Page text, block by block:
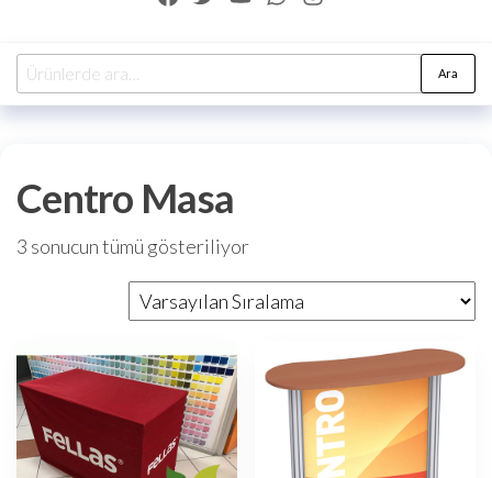
Ara
Centro Masa
3 sonucun tümü gösteriliyor